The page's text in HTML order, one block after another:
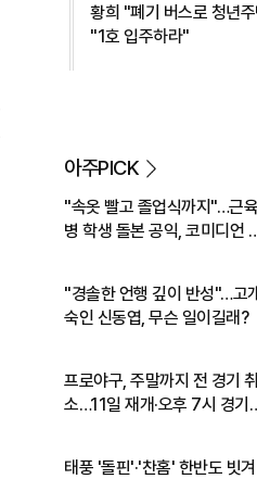
황희 "폐기 버스로 청년
"1호 입주하라"
아주PICK
"속옷 빨고 졸업식까지"…근육
병 학생 돌본 공익, 코미디언
"경솔한 언행 깊이 반성"…고
숙인 신동엽, 무슨 일이길래?
프로야구, 주말까지 전 경기 취
소…11일 재개·오후 7시 경기
태풍 '돌핀'·'찬홈' 한반도 빗겨